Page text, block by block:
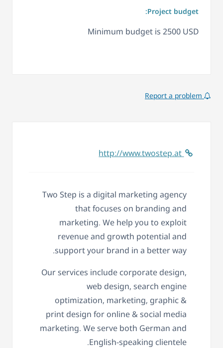
Project budget:
Minimum budget is 2500 USD
Two Step is a digital marketing agency
that focuses on branding and
marketing. We help you to exploit
revenue and growth potential and
support your brand in a better way.
Our services include corporate design,
web design, search engine
optimization, marketing, graphic &
print design for online & social media
marketing. We serve both German and
English-speaking clientele.